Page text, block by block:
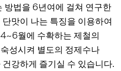
방법을 6년여에 걸쳐 연구한
맛이 나는 특징을 이용하여
4~6월에 수확하는 제철의
성시켜 별도의 정제수나
강하게 즐기실 수 있습니다.